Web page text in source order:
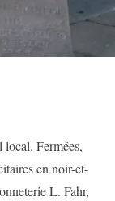
Fermées,
en noir-et-
L. Fahr,